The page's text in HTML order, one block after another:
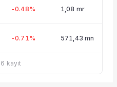
-0.48% 1,08 mr
-0.71% 571,43 mn
6 kayıt